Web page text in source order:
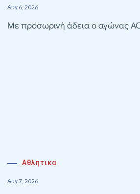
Αυγ 6, 2026
Με προσωρινή άδεια ο αγώνας
Αθλητικα
Αυγ 7, 2026